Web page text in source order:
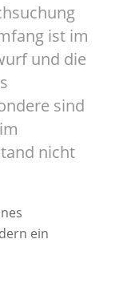
ist im
und die
sind
nicht
ein